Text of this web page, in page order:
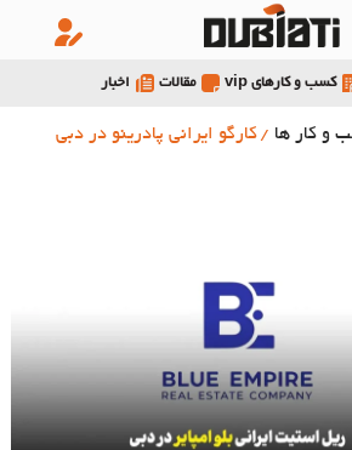
کسب و کارهای vip مقالات اخبار
و کار ها /کارگو ایرانی پادرینو در دبی